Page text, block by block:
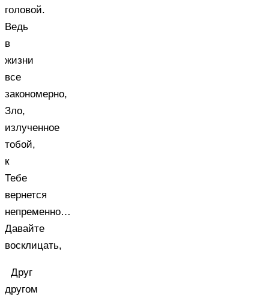
головой.
Ведь
в
жизни
все
закономерно,
Зло,
излученное
тобой,
к
Тебе
вернется
непременно…
Давайте
восклицать,
Друг
другом